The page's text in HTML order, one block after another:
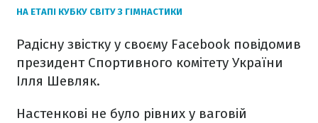
НА ЕТАПІ КУБКУ СВІТУ З ГІМНАСТИКИ
Радісну звістку у своєму Facebook повідомив
президент Спортивного комітету України
Ілля Шевляк.
Настенкові не було рівних у ваговій